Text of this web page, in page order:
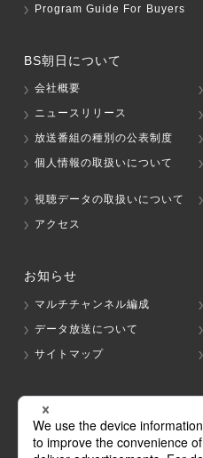
Program Guide For Buyers
BS朝日について
会社概要
ニュースリリース
放送番組の種別の公表制度
個人情報の取扱いについて
視聴データの取扱いについて
アクセス
お知らせ
マルチチャンネル編成
データ放送について
サイトマップ
グループ会社
テレビ朝日